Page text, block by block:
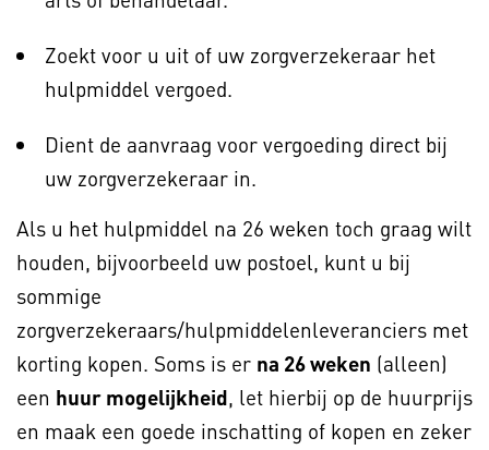
Zoekt voor u uit of uw zorgverzekeraar het
hulpmiddel vergoed.
Dient de aanvraag voor vergoeding direct bij
uw zorgverzekeraar in.
Als u het hulpmiddel na 26 weken toch graag wilt
houden, bijvoorbeeld uw postoel, kunt u bij
sommige
zorgverzekeraars/hulpmiddelenleveranciers met
korting kopen. Soms is er na 26 weken (alleen)
een huur mogelijkheid, let hierbij op de huurprijs
en maak een goede inschatting of kopen en zeker